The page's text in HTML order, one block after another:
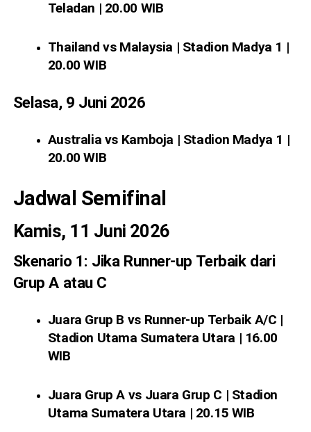
Teladan | 20.00 WIB
Thailand vs Malaysia | Stadion Madya 1 |
20.00 WIB
Selasa, 9 Juni 2026
Australia vs Kamboja | Stadion Madya 1 |
20.00 WIB
Jadwal Semifinal
Kamis, 11 Juni 2026
Skenario 1: Jika Runner-up Terbaik dari
Grup A atau C
Juara Grup B vs Runner-up Terbaik A/C |
Stadion Utama Sumatera Utara | 16.00
WIB
Juara Grup A vs Juara Grup C | Stadion
Utama Sumatera Utara | 20.15 WIB